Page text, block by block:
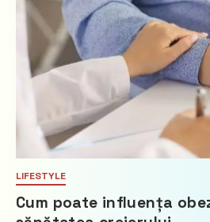
LIFESTYLE
Cum poate influența